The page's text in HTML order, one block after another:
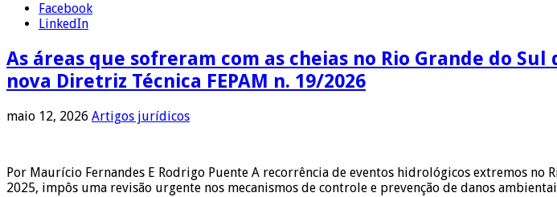
Facebook
LinkedIn
As áreas que sofreram com as cheias no Rio Grande do
nova Diretriz Técnica FEPAM n. 19/2026
maio 12, 2026 Artigos jurídicos
Por Maurício Fernandes E Rodrigo Puente A recorrência de eventos hidrológicos extremos
2025, impôs uma revisão urgente nos mecanismos de controle e prevenção de danos